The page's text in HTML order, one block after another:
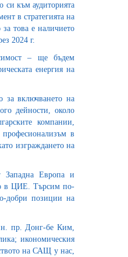
си към аудиторията
в стратегията на
това е наличието
2024 г.
– ще бъдем
енергия на
включването на
дейности, около
компании,
професионализъм в
изграждането на
Западна Европа и
в ЦИЕ. Търсим по-
добри позиции на
н. пр. Донг-бе Ким,
икономическия
на САЩ у нас,